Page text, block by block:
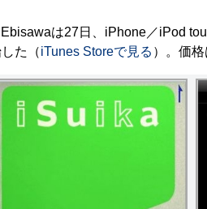
は27日、iPhone／iPod
た（iTunes Storeで見る ）。価格